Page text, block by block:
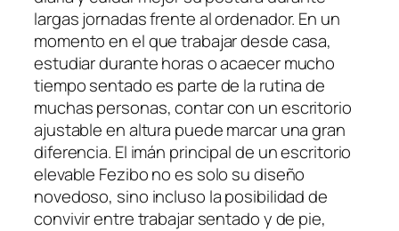
largas jornadas frente al ordenador. En un
momento en el que trabajar desde casa,
estudiar durante horas o acaecer mucho
tiempo sentado es parte de la rutina de
muchas personas, contar con un escritorio
ajustable en altura puede marcar una gran
diferencia. El imán principal de un escritorio
elevable Fezibo no es solo su diseño
novedoso, sino incluso la posibilidad de
convivir entre trabajar sentado y de pie,